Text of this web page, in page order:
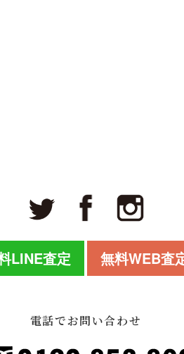
LINE査定 無料WEB査
電話でお問い合わせ